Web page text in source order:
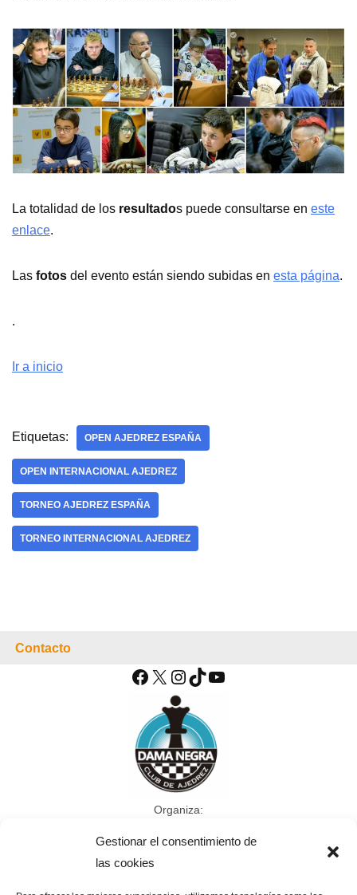
Gestionar el consentimiento de
las cookies
La totalidad de los resultados puede consultarse en este
enlace.
Las fotos del evento están siendo subidas en esta página.
.
Ir a inicio
Etiquetas: OPEN AJEDREZ ESPAÑA
OPEN INTERNACIONAL AJEDREZ
TORNEO AJEDREZ ESPAÑA
TORNEO INTERNACIONAL AJEDREZ
Contacto
Organiza: